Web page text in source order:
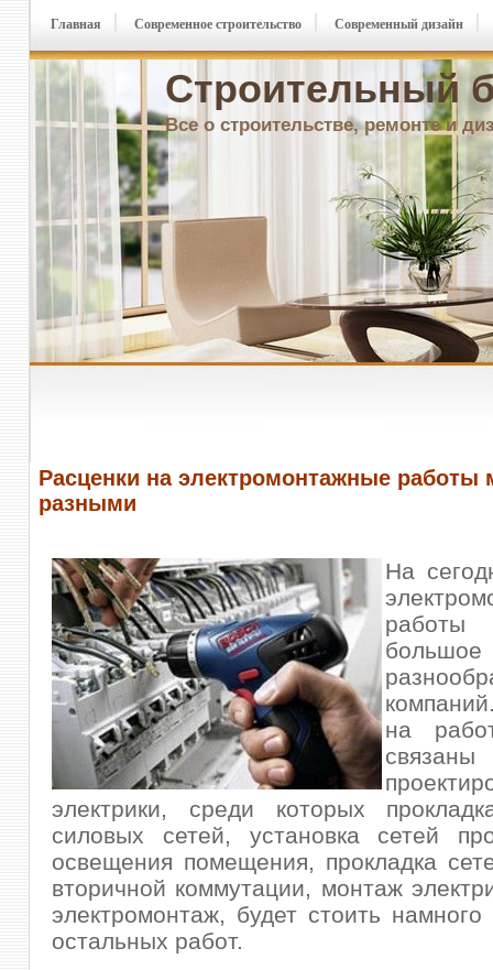
Строительный
Все о строительстве, ремонте и
Главная Современное строительство Современный дизайн
Расценки на электромонтажные работы
разными
На
работы
большое
на
электрики, среди которых
силовых сетей, установка сетей
освещения помещения, прокладка
вторичной коммутации, монтаж
электромонтаж, будет стоить
остальных работ.